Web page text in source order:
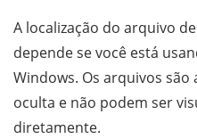
A localização do arquivo
depende se você está
Windows. Os arquivos
oculta e não podem ser
diretamente.